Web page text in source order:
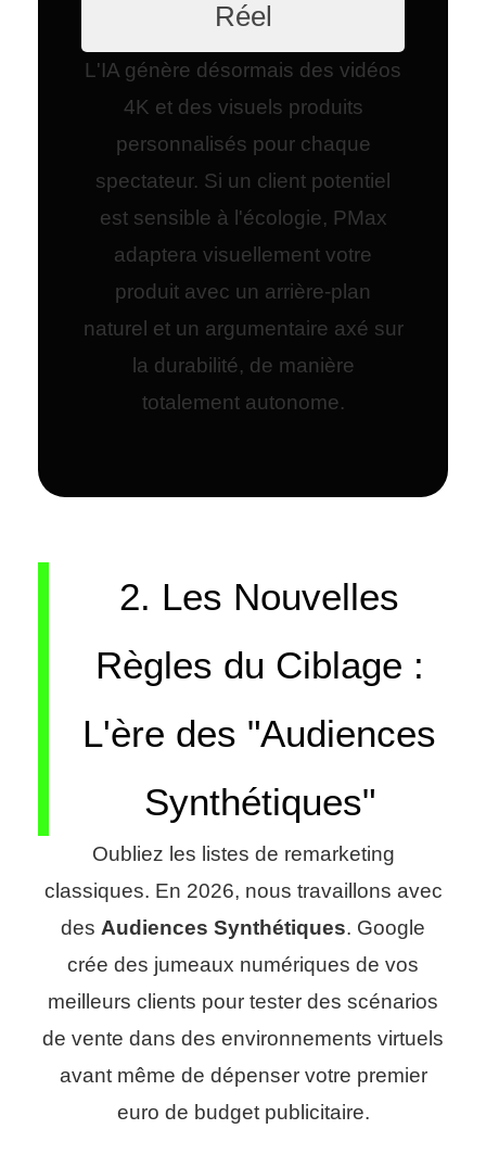
Réel
L'IA génère désormais des vidéos
4K et des visuels produits
personnalisés pour chaque
spectateur. Si un client potentiel
est sensible à l'écologie, PMax
adaptera visuellement votre
produit avec un arrière-plan
naturel et un argumentaire axé sur
la durabilité, de manière
totalement autonome.
2. Les Nouvelles
Règles du Ciblage :
L'ère des "Audiences
Synthétiques"
Oubliez les listes de remarketing
classiques. En 2026, nous travaillons avec
des Audiences Synthétiques. Google
crée des jumeaux numériques de vos
meilleurs clients pour tester des scénarios
de vente dans des environnements virtuels
avant même de dépenser votre premier
euro de budget publicitaire.